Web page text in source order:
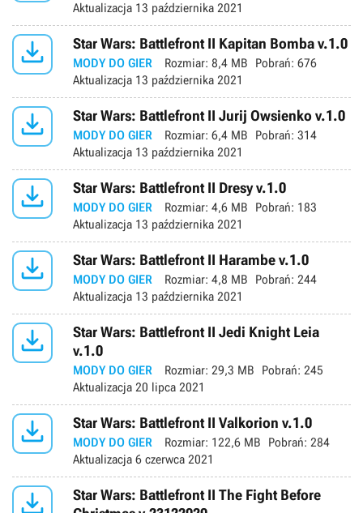
Aktualizacja 13 października 2021
 Star Wars: Battlefront II Kapitan Bomba v.1.0
MODY DO GIER Rozmiar: 8,4 MB Pobrań: 676
Aktualizacja 13 października 2021
 Star Wars: Battlefront II Jurij Owsienko v.1.0
MODY DO GIER Rozmiar: 6,4 MB Pobrań: 314
Aktualizacja 13 października 2021
 Star Wars: Battlefront II Dresy v.1.0
MODY DO GIER Rozmiar: 4,6 MB Pobrań: 183
Aktualizacja 13 października 2021
 Star Wars: Battlefront II Harambe v.1.0
MODY DO GIER Rozmiar: 4,8 MB Pobrań: 244
Aktualizacja 13 października 2021

Star Wars: Battlefront II Jedi Knight Leia
v.1.0
MODY DO GIER Rozmiar: 29,3 MB Pobrań: 245
Aktualizacja 20 lipca 2021
 Star Wars: Battlefront II Valkorion v.1.0
MODY DO GIER Rozmiar: 122,6 MB Pobrań: 284
Aktualizacja 6 czerwca 2021

Star Wars: Battlefront II The Fight Before